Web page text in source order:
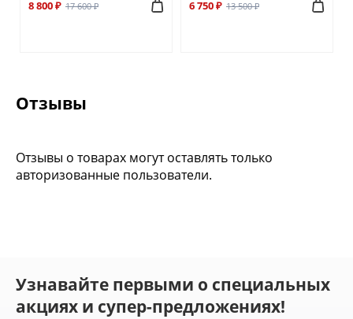
8 800 ₽ 17 600 ₽ 6 750 ₽ 13 500 ₽
Отзывы
Отзывы о товарах могут оставлять только
авторизованные пользователи.
Узнавайте первыми о специальных
акциях и супер-предложениях!